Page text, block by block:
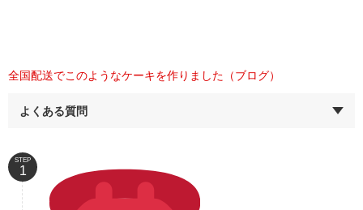
全国配送でこのようなケーキを作りました（ブログ）
よくある質問
STEP